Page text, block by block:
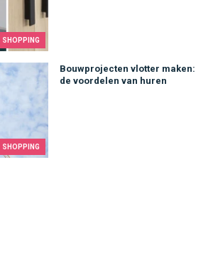
SHOPPING
SHOPPING
Bouwprojecten vlotter maken:
de voordelen van huren
maken: de voordelen van huren